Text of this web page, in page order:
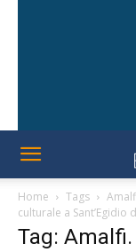
Home Tags
culturale a Sant’Egidio
Tag: